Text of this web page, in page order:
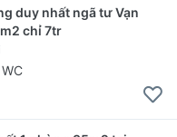
duy nhất ngã tư Vạn
chỉ 7tr